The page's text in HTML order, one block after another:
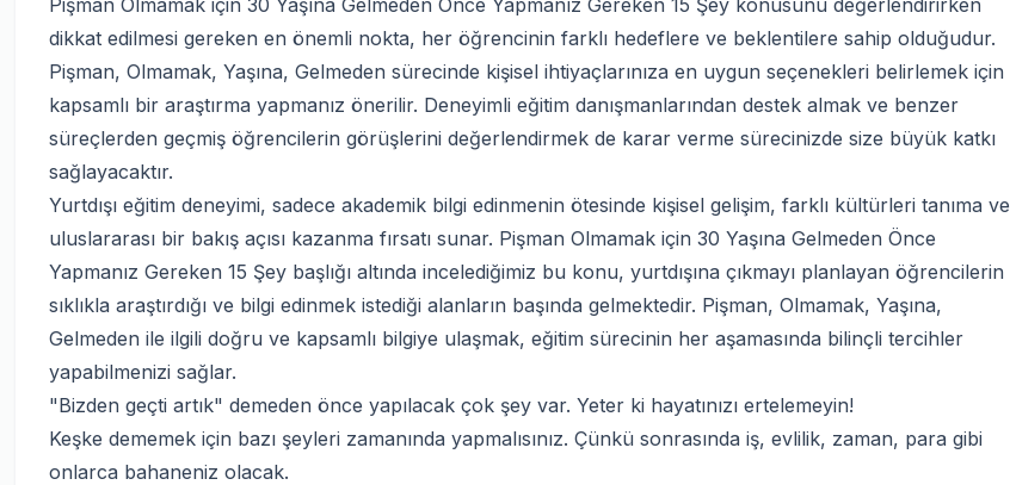
Pişman Olmamak için 30 Yaşına Gelmeden Önce Yapmanız Gereken 15 Şey konusunu değerlendirirken
dikkat edilmesi gereken en önemli nokta, her öğrencinin farklı hedeflere ve beklentilere sahip olduğudur.
Pişman, Olmamak, Yaşına, Gelmeden sürecinde kişisel ihtiyaçlarınıza en uygun seçenekleri belirlemek için
kapsamlı bir araştırma yapmanız önerilir. Deneyimli eğitim danışmanlarından destek almak ve benzer
süreçlerden geçmiş öğrencilerin görüşlerini değerlendirmek de karar verme sürecinizde size büyük katkı
sağlayacaktır.
Yurtdışı eğitim deneyimi, sadece akademik bilgi edinmenin ötesinde kişisel gelişim, farklı kültürleri tanıma ve
uluslararası bir bakış açısı kazanma fırsatı sunar. Pişman Olmamak için 30 Yaşına Gelmeden Önce
Yapmanız Gereken 15 Şey başlığı altında incelediğimiz bu konu, yurtdışına çıkmayı planlayan öğrencilerin
sıklıkla araştırdığı ve bilgi edinmek istediği alanların başında gelmektedir. Pişman, Olmamak, Yaşına,
Gelmeden ile ilgili doğru ve kapsamlı bilgiye ulaşmak, eğitim sürecinin her aşamasında bilinçli tercihler
yapabilmenizi sağlar.
"Bizden geçti artık" demeden önce yapılacak çok şey var. Yeter ki hayatınızı ertelemeyin!
Keşke dememek için bazı şeyleri zamanında yapmalısınız. Çünkü sonrasında iş, evlilik, zaman, para gibi
onlarca bahaneniz olacak.